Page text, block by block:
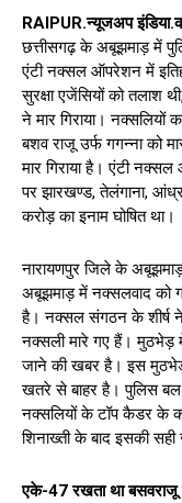
RAIPUR.न्यूजअप
छत्तीसगढ़ के अबूझमाड़ में
एंटी नक्सल ऑपरेशन में
सुरक्षा एजेंसियों को तलाश
ने मार गिराया। नक्सलियों
बशव राजू उर्फ गगन्ना को
मार गिराया है। एंटी
पर झारखण्ड, तेलंगाना,
करोड़ का इनाम घोषित था।
नारायणपुर जिले के
अबूझमाड़ में नक्सलवाद को
है। नक्सल संगठन के शीर्ष
नक्सली मारे गए हैं। मुठभेड़
जाने की खबर है। इस
खतरे से बाहर है। पुलिस
नक्सलियों के टॉप कैडर के
शिनाख्ती के बाद इसकी सही
एके-47 रखता था बसवराजू